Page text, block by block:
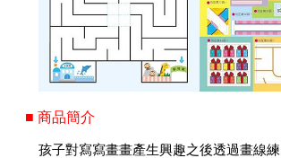
■ 商品簡介
孩子對寫寫畫畫產生興趣之後透過畫線